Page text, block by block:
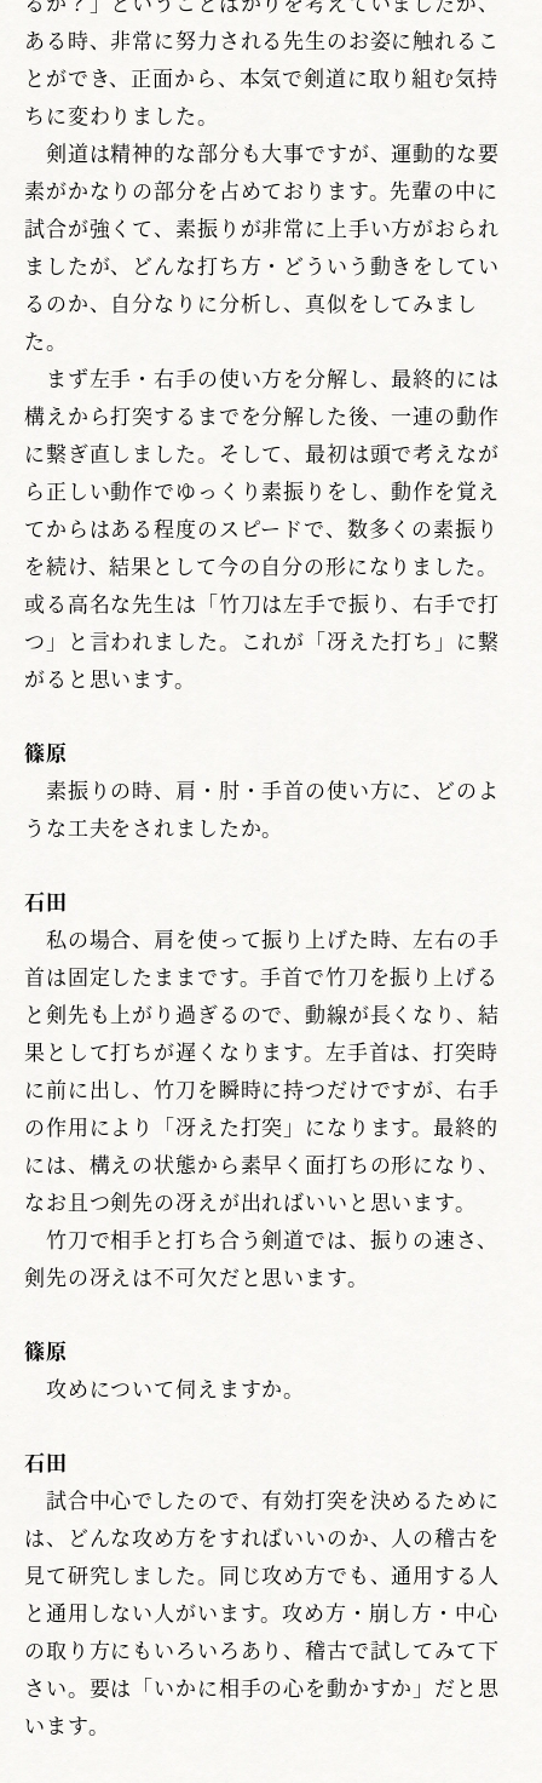
ある時、非常に努力される先生のお姿に触れるこ
とができ、正面から、本気で剣道に取り組む気持
ちに変わりました。
剣道は精神的な部分も大事ですが、運動的な要
素がかなりの部分を占めております。先輩の中に
試合が強くて、素振りが非常に上手い方がおられ
ましたが、どんな打ち方・どういう動きをしてい
るのか、自分なりに分析し、真似をしてみまし
た。
まず左手・右手の使い方を分解し、最終的には
構えから打突するまでを分解した後、一連の動作
に繋ぎ直しました。そして、最初は頭で考えなが
ら正しい動作でゆっくり素振りをし、動作を覚え
てからはある程度のスピードで、数多くの素振り
を続け、結果として今の自分の形になりました。
或る高名な先生は「竹刀は左手で振り、右手で打
つ」と言われました。これが「冴えた打ち」に繋
がると思います。
篠原
素振りの時、肩・肘・手首の使い方に、どのよ
うな工夫をされましたか。
石田
私の場合、肩を使って振り上げた時、左右の手
首は固定したままです。手首で竹刀を振り上げる
と剣先も上がり過ぎるので、動線が長くなり、結
果として打ちが遅くなります。左手首は、打突時
に前に出し、竹刀を瞬時に持つだけですが、右手
の作用により「冴えた打突」になります。最終的
には、構えの状態から素早く面打ちの形になり、
なお且つ剣先の冴えが出ればいいと思います。
竹刀で相手と打ち合う剣道では、振りの速さ、
剣先の冴えは不可欠だと思います。
篠原
攻めについて伺えますか。
石田
試合中心でしたので、有効打突を決めるために
は、どんな攻め方をすればいいのか、人の稽古を
見て研究しました。同じ攻め方でも、通用する人
と通用しない人がいます。攻め方・崩し方・中心
の取り方にもいろいろあり、稽古で試してみて下
さい。要は「いかに相手の心を動かすか」だと思
います。